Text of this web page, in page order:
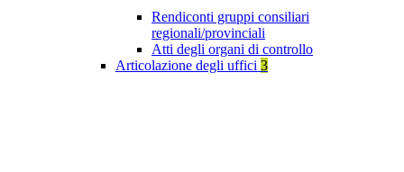
Rendiconti gruppi consiliari
regionali/provinciali
Atti degli organi di controllo
Articolazione degli uffici 3